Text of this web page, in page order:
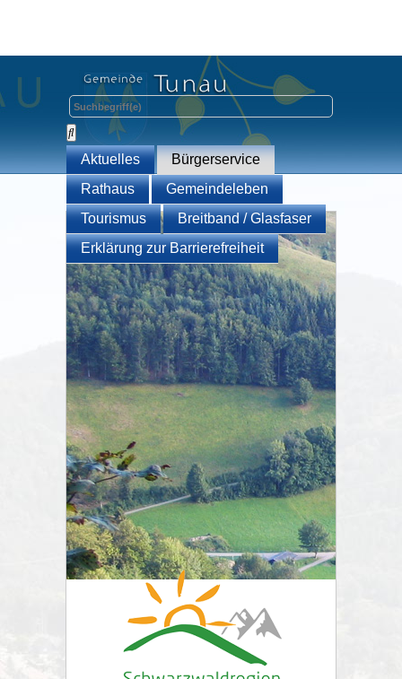
Aktuelles
Bürgerservice
Rathaus
Gemeindeleben
Tourismus
Breitband / Glasfaser
Erklärung zur Barrierefreiheit